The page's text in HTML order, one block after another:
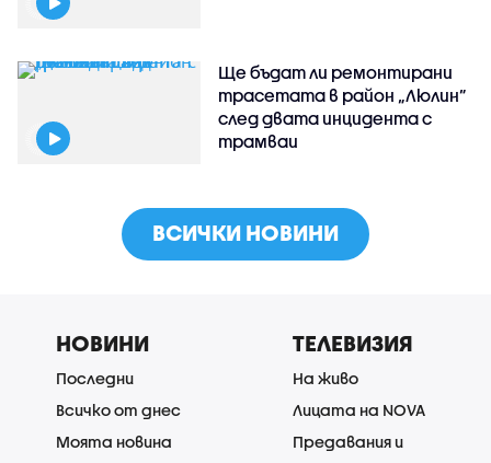
Ще бъдат ли ремонтирани
трасетата в район „Люлин”
след двата инцидента с
трамваи
ВСИЧКИ НОВИНИ
НОВИНИ
Последни
Всичко от днес
Моята новина
ТЕЛЕВИЗИЯ
На живо
Лицата на NOVA
Предавания и